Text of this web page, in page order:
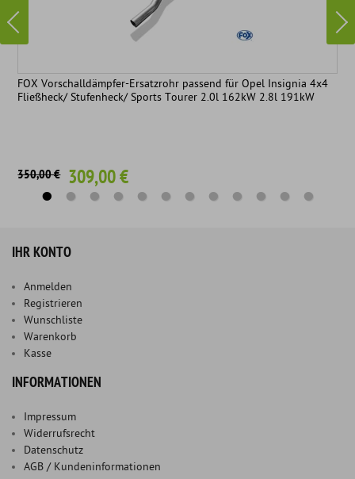
FOX Vorschalldämpfer-Ersatzrohr passend für Opel Insignia 4x4
Fließheck/ Stufenheck/ Sports Tourer 2.0l 162kW 2.8l 191kW
350,00 € 309,00 €
IHR KONTO
Anmelden
Registrieren
Wunschliste
Warenkorb
Kasse
INFORMATIONEN
Impressum
Widerrufsrecht
Datenschutz
AGB / Kundeninformationen